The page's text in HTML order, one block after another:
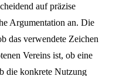
auf präzise
Argumentation an. Die
das verwendete Zeichen
Vereins ist, ob eine
die konkrete Nutzung